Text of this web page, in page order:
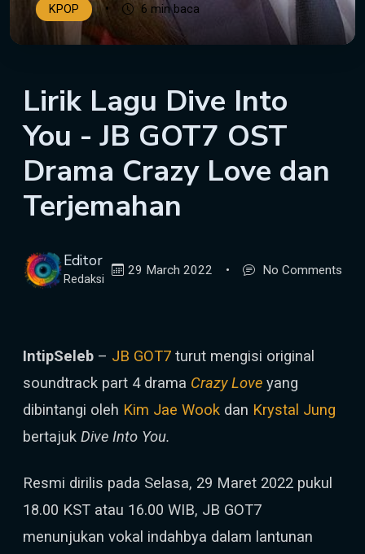
KPOP • 6 min baca
Lirik Lagu Dive Into
You - JB GOT7 OST
Drama Crazy Love dan
Terjemahan
Editor
Redaksi
29 March 2022 • No Comments
IntipSeleb – JB GOT7 turut mengisi original
soundtrack part 4 drama Crazy Love yang
dibintangi oleh Kim Jae Wook dan Krystal Jung
bertajuk Dive Into You.
Resmi dirilis pada Selasa, 29 Maret 2022 pukul
18.00 KST atau 16.00 WIB, JB GOT7
menunjukan vokal indahbya dalam lantunan